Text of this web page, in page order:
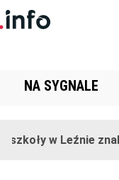
NA SYGNALE
w Leźnie